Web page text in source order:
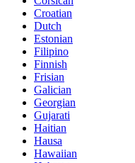
Croatian
Dutch
Estonian
Filipino
Finnish
Frisian
Galician
Georgian
Gujarati
Haitian
Hausa
Hawaiian